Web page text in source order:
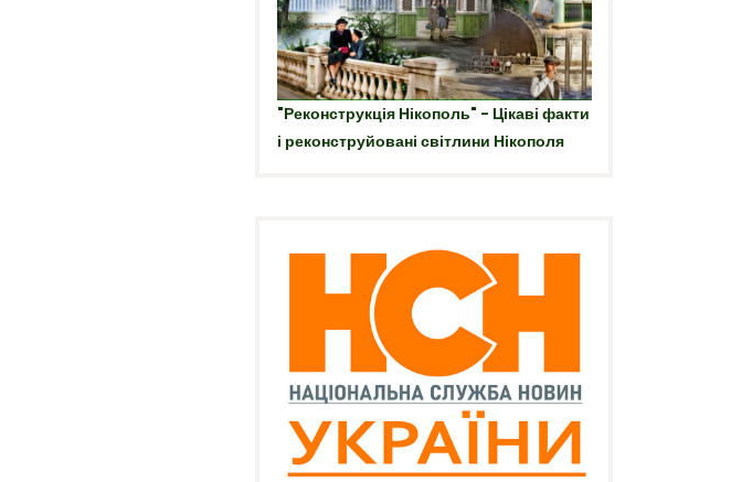
"Реконструкція Нікополь" - Цікаві факти
і реконструйовані світлини Нікополя